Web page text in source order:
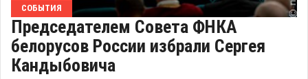
СОБЫТИЯ
Председателем Совета ФНКА
белорусов России избрали Сергея
Кандыбовича